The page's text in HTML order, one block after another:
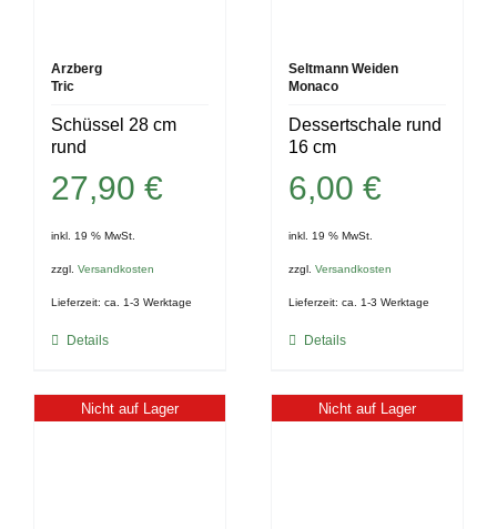
Arzberg
Tric
Schüssel 28 cm
rund
27,90 €
inkl. 19 % MwSt.
zzgl. Versandkosten
Lieferzeit: ca. 1-3 Werktage
Details
Seltmann Weiden
Monaco
Dessertschale rund
16 cm
6,00€
inkl. 19 % MwSt.
zzgl.Versandkosten
Lieferzeit:ca. 1-3 Werktage
Details
Nicht auf Lager Nicht auf Lager